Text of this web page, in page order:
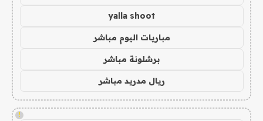
yalla shoot
مباريات اليوم مباشر
برشلونة مباشر
ريال مدريد مباشر
!